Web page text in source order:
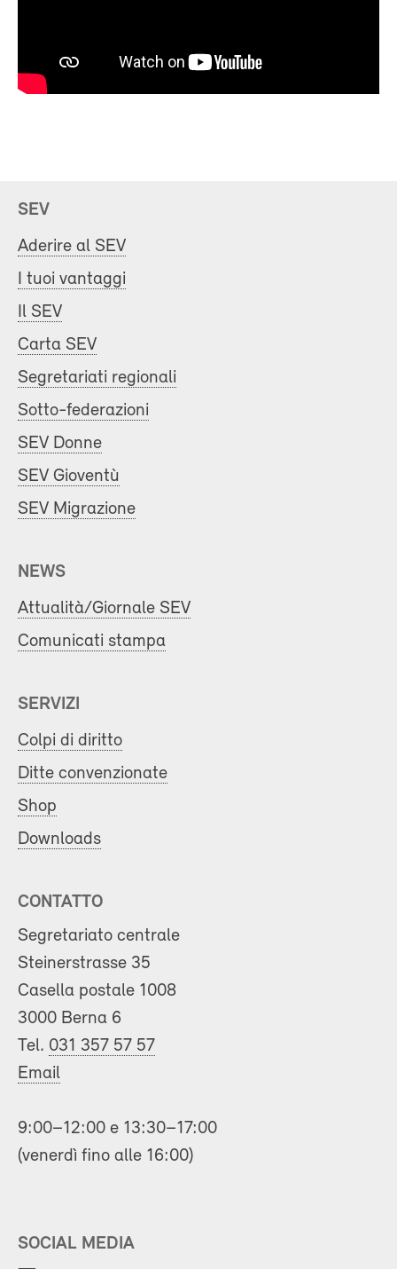
SEV
Aderire al SEV
I tuoi vantaggi
Il SEV
Carta SEV
Segretariati regionali
Sotto-federazioni
SEV Donne
SEV Gioventù
SEV Migrazione
NEWS
Attualità/Giornale SEV
Comunicati stampa
SERVIZI
Colpi di diritto
Ditte convenzionate
Shop
Downloads
CONTATTO
Segretariato centrale
Steinerstrasse 35
Casella postale 1008
3000 Berna 6
Tel. 031 357 57 57
Email
9:00–12:00 e 13:30–17:00
(venerdì fino alle 16:00)
SOCIAL MEDIA